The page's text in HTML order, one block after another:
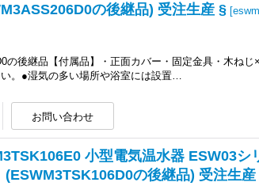
の後継品) 受注生産 § [
の後継品【付属品】・正面カバー・固定金具・木ね
。●湿気の多い場所や浴室には設置…
小型電気温水器 ESW03
(ESWM3TSK106D0の後継品) 受注生産